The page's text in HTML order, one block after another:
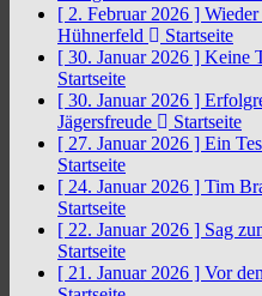
[ 2. Februar 2026 ]
Hühnerfeld
Startseite
[ 30. Januar 2026 ] Keine
Startseite
[ 30. Januar 2026 ]
Jägersfreude
Startseite
[ 27. Januar 2026 ] Ein
Startseite
[ 24. Januar 2026 ] Tim
Startseite
[ 22. Januar 2026 ] Sag
Startseite
[ 21. Januar 2026 ] Vor